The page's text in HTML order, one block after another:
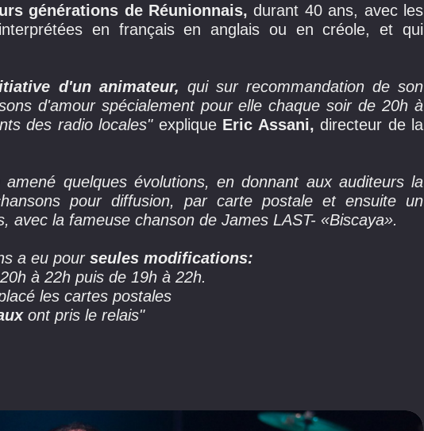
générations de Réunionnais, durant 40 ans, avec les
en français en anglais ou en créole, et qui
d'un animateur, qui sur recommandation de son
d'amour spécialement pour elle chaque soir de 20h à
des radio locales"explique Eric Assani, directeur de la
quelques évolutions, en donnant aux auditeurs la
pour diffusion, par carte postale et ensuite un
avec la fameuse chanson de James LAST- «Biscaya».
a eu pour seules modifications:
à 22h puis de 19h à 22h.
les cartes postales
ont pris le relais"